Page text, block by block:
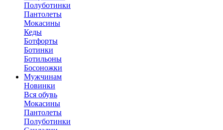
Полуботинки
Пантолеты
Мокасины
Кеды
Ботфорты
Ботинки
Ботильоны
Босоножки
Мужчинам
Новинки
Вся обувь
Мокасины
Пантолеты
Полуботинки